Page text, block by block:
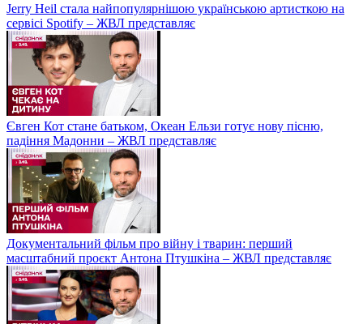
Jerry Heil стала найпопулярнішою українською артисткою на
сервісі Spotify – ЖВЛ представляє
Євген Кот стане батьком, Океан Ельзи готує нову пісню,
падіння Мадонни – ЖВЛ представляє
Документальний фільм про війну і тварин: перший
масштабний проєкт Антона Птушкіна – ЖВЛ представляє